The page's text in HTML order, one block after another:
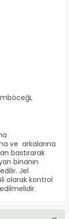
ve arkalarına
bastırarak
binanın
Jel
olarak kontrol